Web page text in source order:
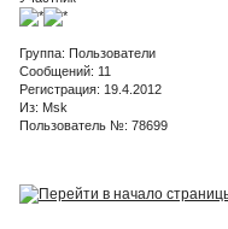
Группа: Пользователи
Сообщений: 11
Регистрация: 19.4.2012
Из: Msk
Пользователь №: 78699